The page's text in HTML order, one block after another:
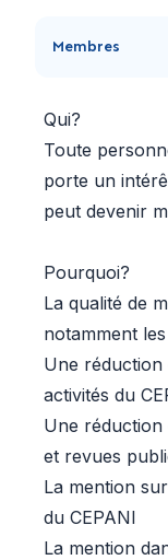
Membres
Qui?
Toute
porte un
peut devenir
Pourquoi?
La qualité de
notamment
Une réduction
activités du
Une
et revues
La mention
du CEPANI
La mention